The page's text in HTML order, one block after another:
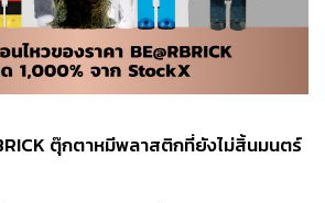
ตุ๊กตาหมีพลาสติกที่ยังไม่สิ้นมนตร์